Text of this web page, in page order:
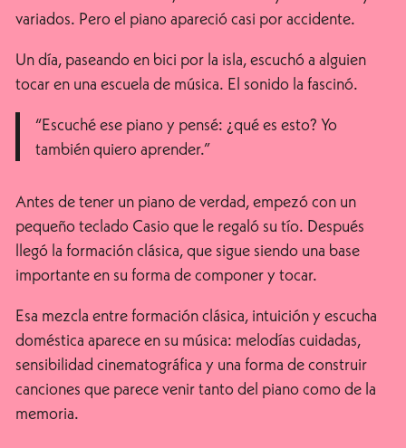
variados. Pero el piano apareció casi por accidente.
Un día, paseando en bici por la isla, escuchó a alguien
tocar en una escuela de música. El sonido la fascinó.
“Escuché ese piano y pensé: ¿qué es esto? Yo
también quiero aprender.”
Antes de tener un piano de verdad, empezó con un
pequeño teclado Casio que le regaló su tío. Después
llegó la formación clásica, que sigue siendo una base
importante en su forma de componer y tocar.
Esa mezcla entre formación clásica, intuición y escucha
doméstica aparece en su música: melodías cuidadas,
sensibilidad cinematográfica y una forma de construir
canciones que parece venir tanto del piano como de la
memoria.